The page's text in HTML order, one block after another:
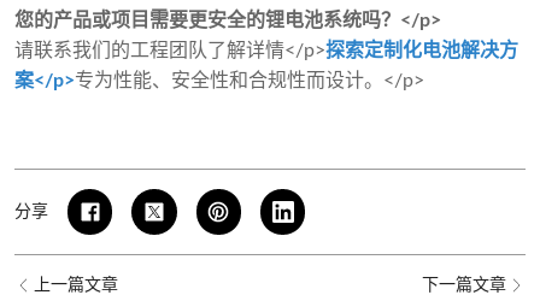
您的产品或项目需要更安全的锂电池系统吗？</p>
请联系我们的工程团队了解详情</p>探索定制化电池解决方
案</p>专为性能、安全性和合规性而设计。</p>
分享
上一篇文章 下一篇文章